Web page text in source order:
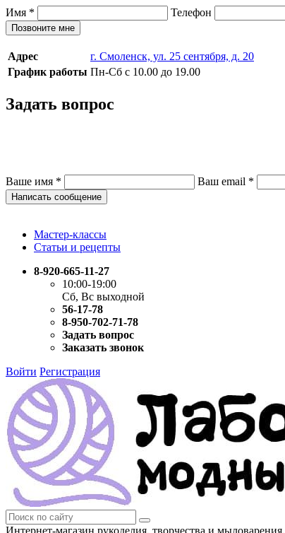
Имя * Телефон
Позвоните мне
Адрес
г. Смоленск, ул. 25 сентября, д. 20
График работы Пн-Сб с 10.00 до 19.00
Задать вопрос
Ваше имя * Ваш email *
Написать сообщение
Мастер-классы
Статьи и рецепты
8-920-665-11-27
10:00-19:00
Сб, Вс выходной
56-17-78
8-950-702-71-78
Задать вопрос
Заказать звонок
Войти Регистрация
Интернет-магазин рукоделия, творчества и мыловарения.